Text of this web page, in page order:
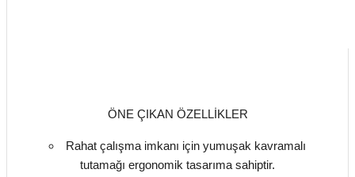
ÖNE ÇIKAN ÖZELLİKLER
Rahat çalışma imkanı için yumuşak kavramalı
tutamağı ergonomik tasarıma sahiptir.